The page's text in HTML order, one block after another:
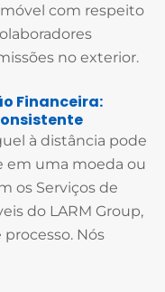
com respeito
no exterior.
Financeira:
à distância pode
em uma moeda ou
os Serviços de
do LARM Group,
Nós